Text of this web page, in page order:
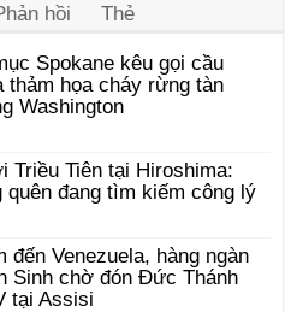
hồi Thẻ
Spokane kêu gọi cầu
thảm họa cháy rừng tàn
Washington
Triều Tiên tại Hiroshima:
đang tìm kiếm công lý
đến Venezuela, hàng ngàn
Sinh chờ đón Đức Thánh
tại Assisi